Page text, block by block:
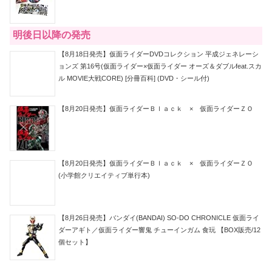
明後日以降の発売
【8月18日発売】仮面ライダーDVDコレクション 平成ジェネレーシ
ョンズ 第16号(仮面ライダー×仮面ライダー オーズ＆ダブルfeat.スカ
ル MOVIE大戦CORE) [分冊百科] (DVD・シール付)
【8月20日発売】仮面ライダーＢｌａｃｋ × 仮面ライダーＺＯ
【8月20日発売】仮面ライダーＢｌａｃｋ × 仮面ライダーＺＯ
(小学館クリエイティブ単行本)
【8月26日発売】バンダイ(BANDAI) SO-DO CHRONICLE 仮面ライ
ダーアギト／仮面ライダー響鬼 チューインガム 食玩 【BOX販売/12
個セット】